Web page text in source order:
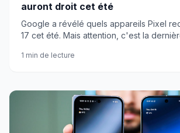
auront droit cet été
Google a révélé quels appareils Pixel
17 cet été. Mais attention, c'est la
ensemble.
1 min de lecture